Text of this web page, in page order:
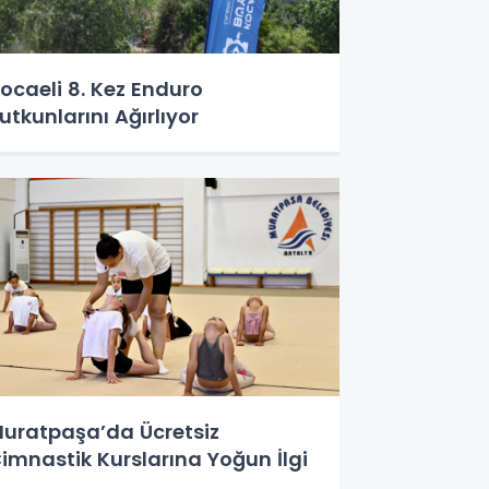
8. Kez Enduro
Ağırlıyor
Ücretsiz
Kurslarına Yoğun İlgi